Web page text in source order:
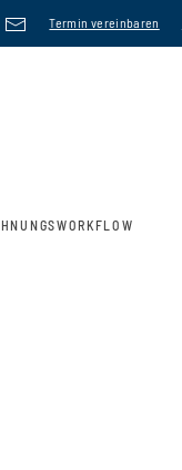
Termin vereinbaren